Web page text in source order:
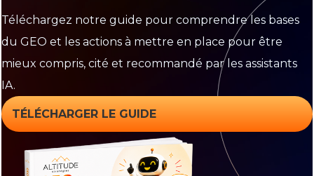
Téléchargez notre guide pour comprendre les bases
du GEO et les actions à mettre en place pour être
mieux compris, cité et recommandé par les assistants
IA.
TÉLÉCHARGER LE GUIDE